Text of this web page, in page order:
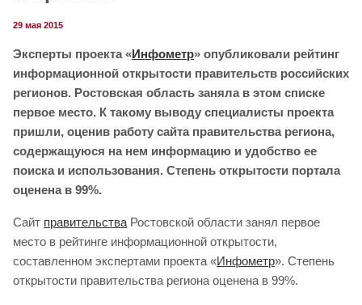
29 мая 2015
Эксперты проекта «Инфометр» опубликовали рейтинг
информационной открытости правительств российских
регионов. Ростовская область заняла в этом списке
первое место. К такому выводу специалисты проекта
пришли, оценив работу сайта правительства региона,
содержащуюся на нем информацию и удобство ее
поиска и использования. Степень открытости портала
оценена в 99%.
Сайт правительства Ростовской области занял первое
место в рейтинге информационной открытости,
составленном экспертами проекта «Инфометр». Степень
открытости правительства региона оценена в 99%.